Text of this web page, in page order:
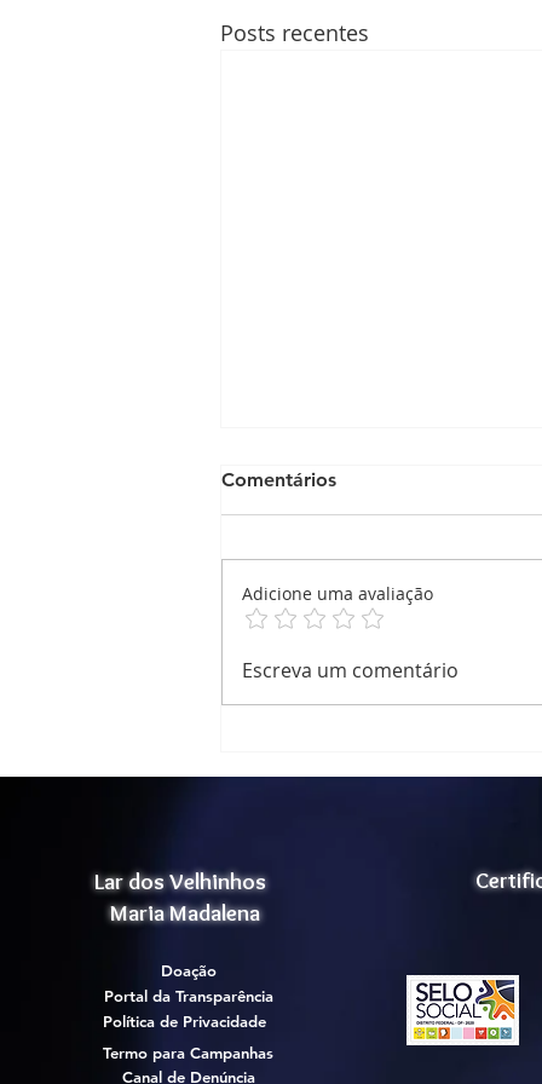
Posts recentes
Nosso Natal ,foi um grande
Comentários
Adicione uma avaliação
Escreva um comentário
Lar dos Velhinhos
Maria Madalena
Doação
Portal da Transparência
Política de Privacidade
Termo para Campanhas
Canal de Denúncia